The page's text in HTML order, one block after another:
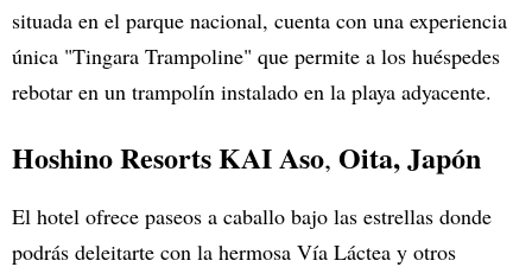
situada en el parque nacional, cuenta con una experiencia
única "Tingara Trampoline" que permite a los huéspedes
rebotar en un trampolín instalado en la playa adyacente.
Hoshino Resorts KAI Aso, Oita, Japón
El hotel ofrece paseos a caballo bajo las estrellas donde
podrás deleitarte con la hermosa Vía Láctea y otros